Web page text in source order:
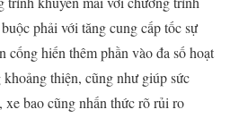
phải với tăng cung cấp tốc sự
cống hiến thêm phần vào đa số hoạt
thiện, cũng như giúp sức
bao cũng nhấn thức rõ rủi ro